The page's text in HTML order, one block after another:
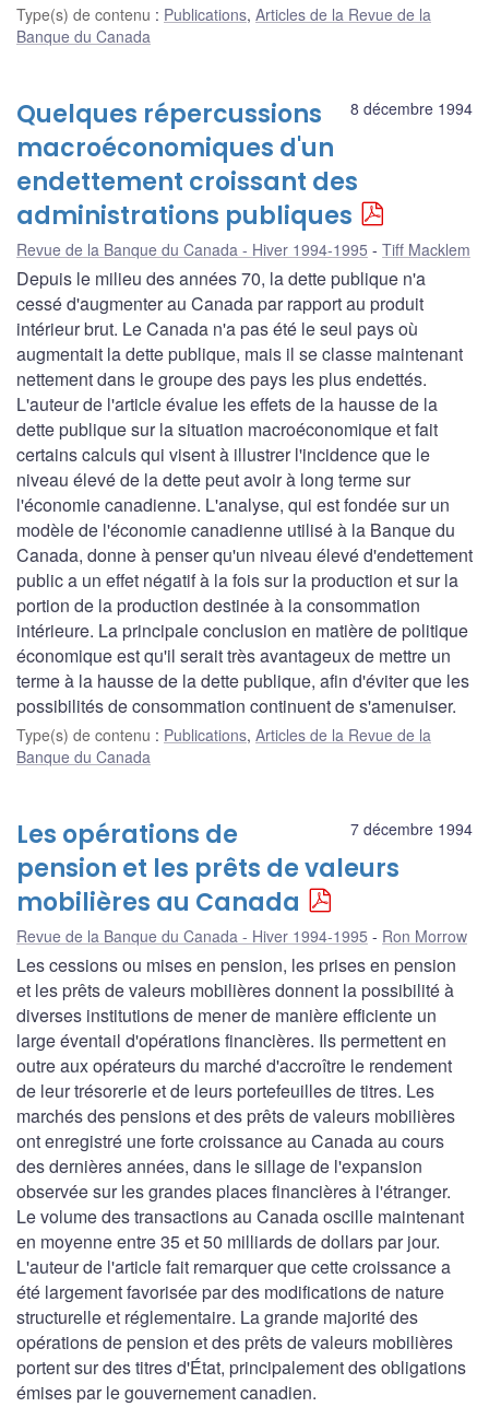
Type(s) de contenu : Publications, Articles de la Revue de la
Banque du Canada
8 décembre 1994
Quelques répercussions
macroéconomiques d'un
endettement croissant des
administrations publiques
Revue de la Banque du Canada - Hiver 1994-1995 Tiff Macklem
Depuis le milieu des années 70, la dette publique n'a
cessé d'augmenter au Canada par rapport au produit
intérieur brut. Le Canada n'a pas été le seul pays où
augmentait la dette publique, mais il se classe maintenant
nettement dans le groupe des pays les plus endettés.
L'auteur de l'article évalue les effets de la hausse de la
dette publique sur la situation macroéconomique et fait
certains calculs qui visent à illustrer l'incidence que le
niveau élevé de la dette peut avoir à long terme sur
l'économie canadienne. L'analyse, qui est fondée sur un
modèle de l'économie canadienne utilisé à la Banque du
Canada, donne à penser qu'un niveau élevé d'endettement
public a un effet négatif à la fois sur la production et sur la
portion de la production destinée à la consommation
intérieure. La principale conclusion en matière de politique
économique est qu'il serait très avantageux de mettre un
terme à la hausse de la dette publique, afin d'éviter que les
possibilités de consommation continuent de s'amenuiser.
Type(s) de contenu : Publications, Articles de la Revue de la
Banque du Canada
7 décembre 1994
Les opérations de
pension et les prêts de valeurs
mobilières au Canada
Revue de la Banque du Canada - Hiver 1994-1995 Ron Morrow
Les cessions ou mises en pension, les prises en pension
et les prêts de valeurs mobilières donnent la possibilité à
diverses institutions de mener de manière efficiente un
large éventail d'opérations financières. Ils permettent en
outre aux opérateurs du marché d'accroître le rendement
de leur trésorerie et de leurs portefeuilles de titres. Les
marchés des pensions et des prêts de valeurs mobilières
ont enregistré une forte croissance au Canada au cours
des dernières années, dans le sillage de l'expansion
observée sur les grandes places financières à l'étranger.
Le volume des transactions au Canada oscille maintenant
en moyenne entre 35 et 50 milliards de dollars par jour.
L'auteur de l'article fait remarquer que cette croissance a
été largement favorisée par des modifications de nature
structurelle et réglementaire. La grande majorité des
opérations de pension et des prêts de valeurs mobilières
portent sur des titres d'État, principalement des obligations
émises par le gouvernement canadien.